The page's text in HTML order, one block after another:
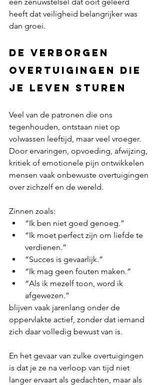
heeft dat veiligheid belangrijker was
dan groei.
De verborgen
overtuigingen die
je leven sturen
Veel van de patronen die ons
tegenhouden, ontstaan niet op
volwassen leeftijd, maar veel vroeger.
Door ervaringen, opvoeding, afwijzing,
kritiek of emotionele pijn ontwikkelen
mensen vaak onbewuste overtuigingen
over zichzelf en de wereld.
Zinnen zoals:
“Ik ben niet goed genoeg.”
“Ik moet perfect zijn om liefde te
verdienen.”
“Succes is gevaarlijk.”
“Ik mag geen fouten maken.”
“Als ik mezelf toon, word ik
afgewezen.”
blijven vaak jarenlang onder de
oppervlakte actief, zonder dat iemand
zich daar volledig bewust van is.
En het gevaar van zulke overtuigingen
is dat je ze na verloop van tijd niet
langer ervaart als gedachten, maar als